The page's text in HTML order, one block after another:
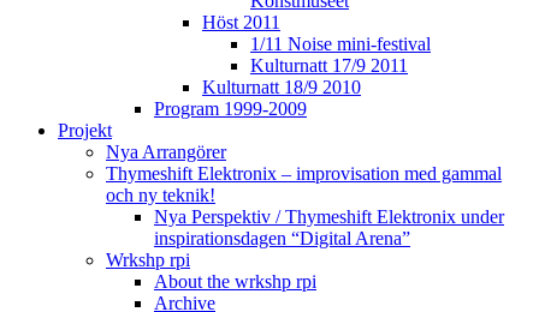
Höst 2011
1/11 Noise mini-festival
Kulturnatt 17/9 2011
Kulturnatt 18/9 2010
Program 1999-2009
Projekt
Nya Arrangörer
Thymeshift Elektronix – improvisation med gammal
och ny teknik!
Nya Perspektiv / Thymeshift Elektronix under
inspirationsdagen “Digital Arena”
Wrkshp rpi
About the wrkshp rpi
Archive